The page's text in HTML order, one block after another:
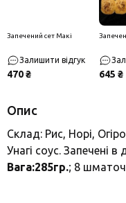
Запечений сет Макі
Залишити відгук
470 ₴ 645 ₴
Опис
Склад: Рис, Норі,
Унагі соус. Запечені в
Вага:285гр.; 8